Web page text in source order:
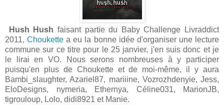
Hush Hush faisant partie du Baby Challenge Livraddict
2011,Choukette a eu la bonne idée d'organiser une lecture
commune sur ce titre pour le 25 janvier, j'en suis donc et je
le lirai en VO. Nous serons nombreuses à y participer
puisqu'en plus de Choukette et de moi-même, il y aura
Bambi_slaughter, Azariel87, mariiine, Vozrozhdenyie, Jess,
EloDesigns, nymeria, Ethernya, Céline031, MarionJB,
tigrouloup, Lolo, didi8921 et Manie.